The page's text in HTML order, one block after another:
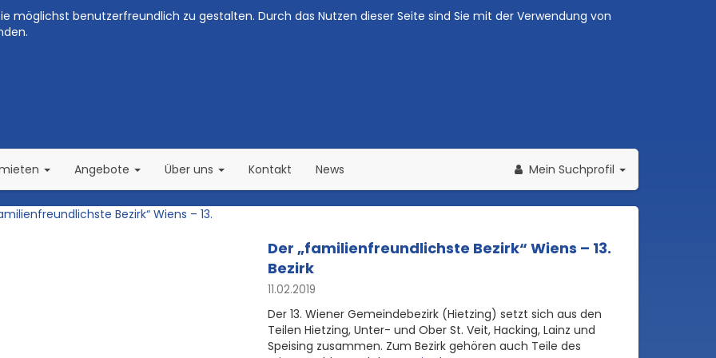
möglichst benutzerfreundlich zu gestalten. Durch das Nutzen dieser Seite sind Sie mit der Verwendung von
(current)Angebote Über uns (current)Kontakt News Mein Suchprofil
Der „familienfreundlichste Bezirk“ Wiens – 13.
Bezirk
11.02.2019
Der 13. Wiener Gemeindebezirk (Hietzing) setzt sich aus den
Teilen Hietzing, Unter- und Ober St. Veit, Hacking, Lainz und
Speising zusammen. Zum Bezirk gehören auch Teile des